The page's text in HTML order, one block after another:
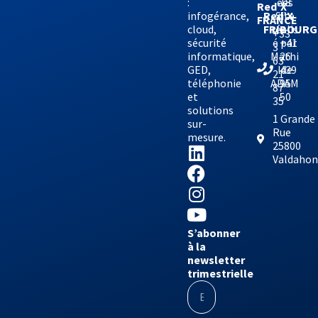
infogérance,
cloud,
sécurité
informatique,
GED,
téléphonie
et
solutions
sur-
mesure.
S’abonner
à la
newsletter
trimestrielle
Red’X
FRANCE
+33
3
63
21
87
35
1 Grande
Rue
25800
Valdahon
Red’X
FRIBOURG
+41
26
439
95
50
Site
réalis
é par
Mathi
lde
ADAM